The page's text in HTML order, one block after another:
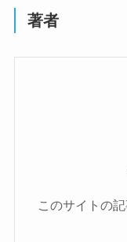
著者
このサイトの